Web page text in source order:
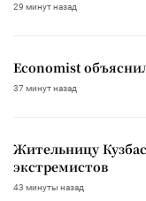
29 минут назад
Economist
37 минут назад
Жительницу
экстремистов
43 минуты назад